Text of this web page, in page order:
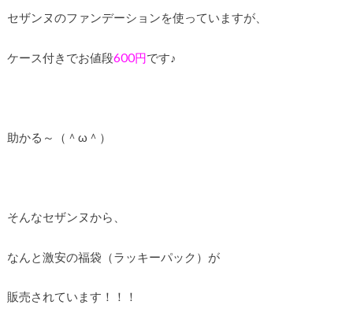
セザンヌのファンデーションを使っていますが、
ケース付きでお値段600円です♪
助かる～（＾ω＾）
そんなセザンヌから、
なんと激安の福袋（ラッキーパック）が
販売されています！！！